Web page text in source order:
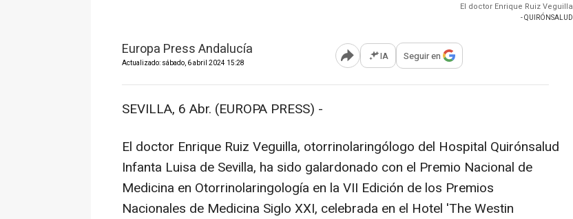
El doctor Enrique Ruiz Veguilla
- QUIRÓNSALUD
Europa Press Andalucía
Actualizado: sábado, 6 abril 2024 15:28 Abrir opciones para compartir
IA Seguir en
SEVILLA, 6 Abr. (EUROPA PRESS) -
El doctor Enrique Ruiz Veguilla, otorrinolaringólogo del Hospital Quirónsalud
Infanta Luisa de Sevilla, ha sido galardonado con el Premio Nacional de
Medicina en Otorrinolaringología en la VII Edición de los Premios
Nacionales de Medicina Siglo XXI, celebrada en el Hotel 'The Westin